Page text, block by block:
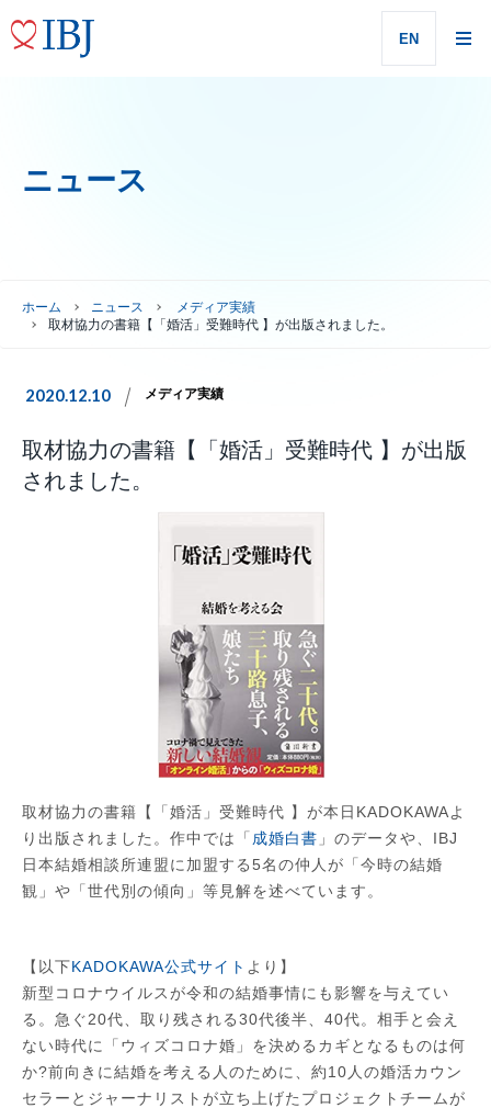
EN
ニュース
ホーム ニュース
メディア実績
取材協力の書籍【「婚活」受難時代 】が出版されました。
2020.12.10 メディア実績
取材協力の書籍【「婚活」受難時代 】が出版
されました。
取材協力の書籍【「婚活」受難時代 】が本日KADOKAWAよ
り出版されました。作中では「 成婚白書 」のデータや、IBJ
日本結婚相談所連盟に加盟する5名の仲人が「今時の結婚
観」や「世代別の傾向」等見解を述べています。
【以下KADOKAWA公式サイト より】
新型コロナウイルスが令和の結婚事情にも影響を与えてい
る。急ぐ20代、取り残される30代後半、40代。相手と会え
ない時代に「ウィズコロナ婚」を決めるカギとなるものは何
か?前向きに結婚を考える人のために、約10人の婚活カウン
セラーとジャーナリストが立ち上げたプロジェクトチームが